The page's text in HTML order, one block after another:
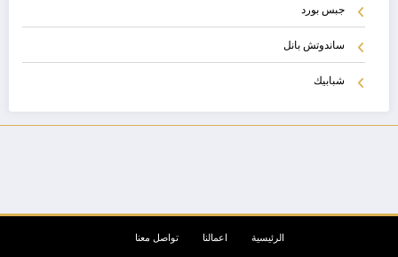
جبس بورد
ساندوتش بانل
شبابيك
الرئيسية اعمالنا تواصل معنا